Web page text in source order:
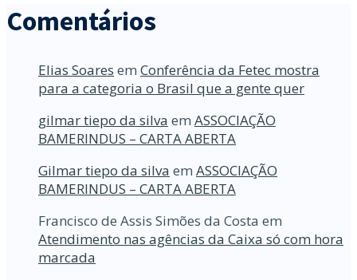
Comentários
Elias Soares em Conferência da Fetec mostra
para a categoria o Brasil que a gente quer
gilmar tiepo da silva em ASSOCIAÇÃO
BAMERINDUS – CARTA ABERTA
Gilmar tiepo da silva em ASSOCIAÇÃO
BAMERINDUS – CARTA ABERTA
Francisco de Assis Simões da Costa em
Atendimento nas agências da Caixa só com hora
marcada